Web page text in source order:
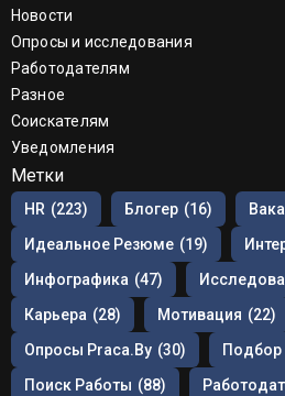
Новости
Опросы и исследования
Работодателям
Разное
Соискателям
Уведомления
Метки
HR (223) Блогер (16)
Идеальное Резюме (19)
Инфографика (47)
Карьера (28) Мотивация (22)
Опросы Praca.by (30) Подбор
Поиск Работы (88)